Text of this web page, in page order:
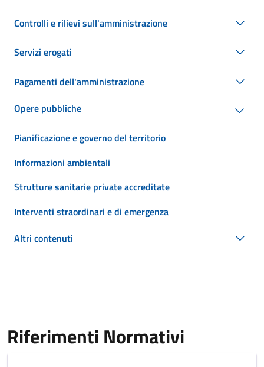
Controlli e rilievi sull'amministrazione
Servizi erogati
Pagamenti dell'amministrazione
Opere pubbliche
Pianificazione e governo del territorio
Informazioni ambientali
Strutture sanitarie private accreditate
Interventi straordinari e di emergenza
Altri contenuti
Riferimenti Normativi